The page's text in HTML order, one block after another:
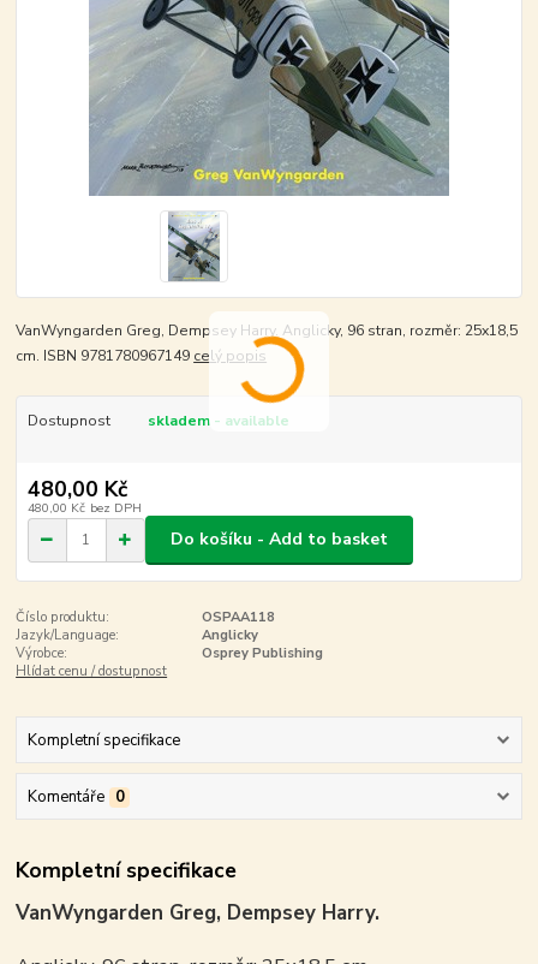
VanWyngarden Greg, Dempsey Harry. Anglicky, 96 stran, rozměr: 25x18,5
cm. ISBN 9781780967149 celý popis
Dostupnost skladem - available
480,00 Kč
480,00 Kč bez DPH
Do košíku - Add to basket
Číslo produktu:
OSPAA118
Jazyk/Language:
Anglicky
Výrobce:
Osprey Publishing
Hlídat cenu / dostupnost
Kompletní specifikace
Komentáře 0
Kompletní specifikace
VanWyngarden Greg, Dempsey Harry.